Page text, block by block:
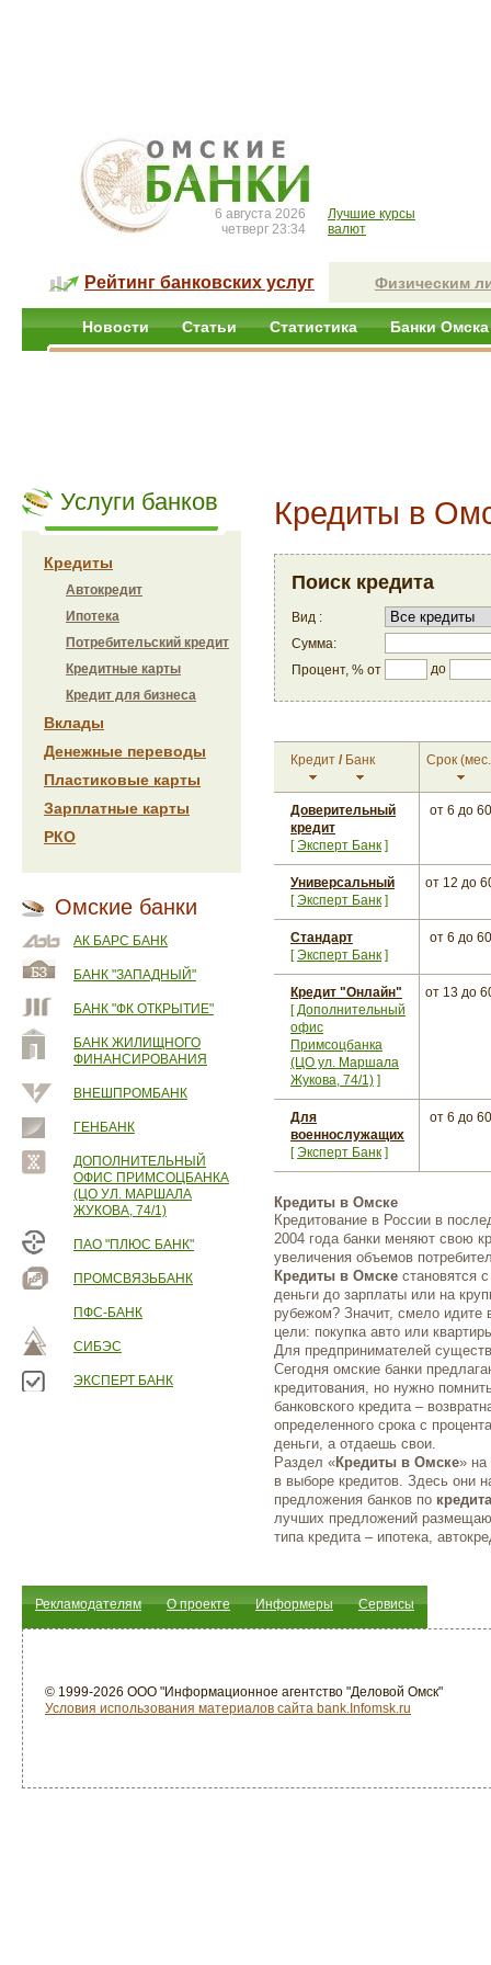
6 августа 2026
четверг 23:34
Лучшие курсы
валют
Рейтинг банковских услуг Физическим
Новости Статьи Статистика Банки Омска
Услуги банков
Кредиты
Автокредит
Ипотека
Потребительский кредит
Кредитные карты
Кредит для бизнеса
Вклады
Денежные переводы
Пластиковые карты
Зарплатные карты
РКО
Омские банки
АК БАРС БАНК
БАНК "ЗАПАДНЫЙ"
БАНК "ФК ОТКРЫТИЕ"
БАНК ЖИЛИЩНОГО
ФИНАНСИРОВАНИЯ
ВНЕШПРОМБАНК
ГЕНБАНК
ДОПОЛНИТЕЛЬНЫЙ
ОФИС ПРИМСОЦБАНКА
(ЦО УЛ. МАРШАЛА
ЖУКОВА, 74/1)
ПАО "ПЛЮС БАНК"
ПРОМСВЯЗЬБАНК
ПФС-БАНК
СИБЭС
ЭКСПЕРТ БАНК
Кредиты в
Поиск кредита
Вид :
Сумма:
Процент, % от
до
Кредит / Банк Срок
Доверительный
кредит
[Эксперт Банк ]
от 6 до 60
Универсальный
[Эксперт Банк ]
от 12 до
Стандарт
[Эксперт Банк ]
от 6 до 60
Кредит "Онлайн"
[Дополнительный
офис
Примсоцбанка
(ЦО ул. Маршала
Жукова, 74/1) ]
от 13 до
Для
военнослужащих
[Эксперт Банк ]
от 6 до 60
Кредиты в Омске
Кредитование в России в
2004 года банки меняют свою
увеличения объемов
Кредиты в Омске становятся
деньги до зарплаты или на
рубежом? Значит, смело
цели: покупка авто или
Для предпринимателей
Сегодня омские банки
кредитования, но нужно
банковского кредита –
определенного срока с
деньги, а отдаешь свои.
Раздел «Кредиты в Омске» на
в выборе кредитов. Здесь они
предложения банков по
лучших предложений
типа кредита – ипотека,
Рекламодателям О проекте Информеры Сервисы
© 1999-2026 ООО "Информационное агентство "Деловой Омск"
Условия использования материалов сайта bank.Infomsk.ru